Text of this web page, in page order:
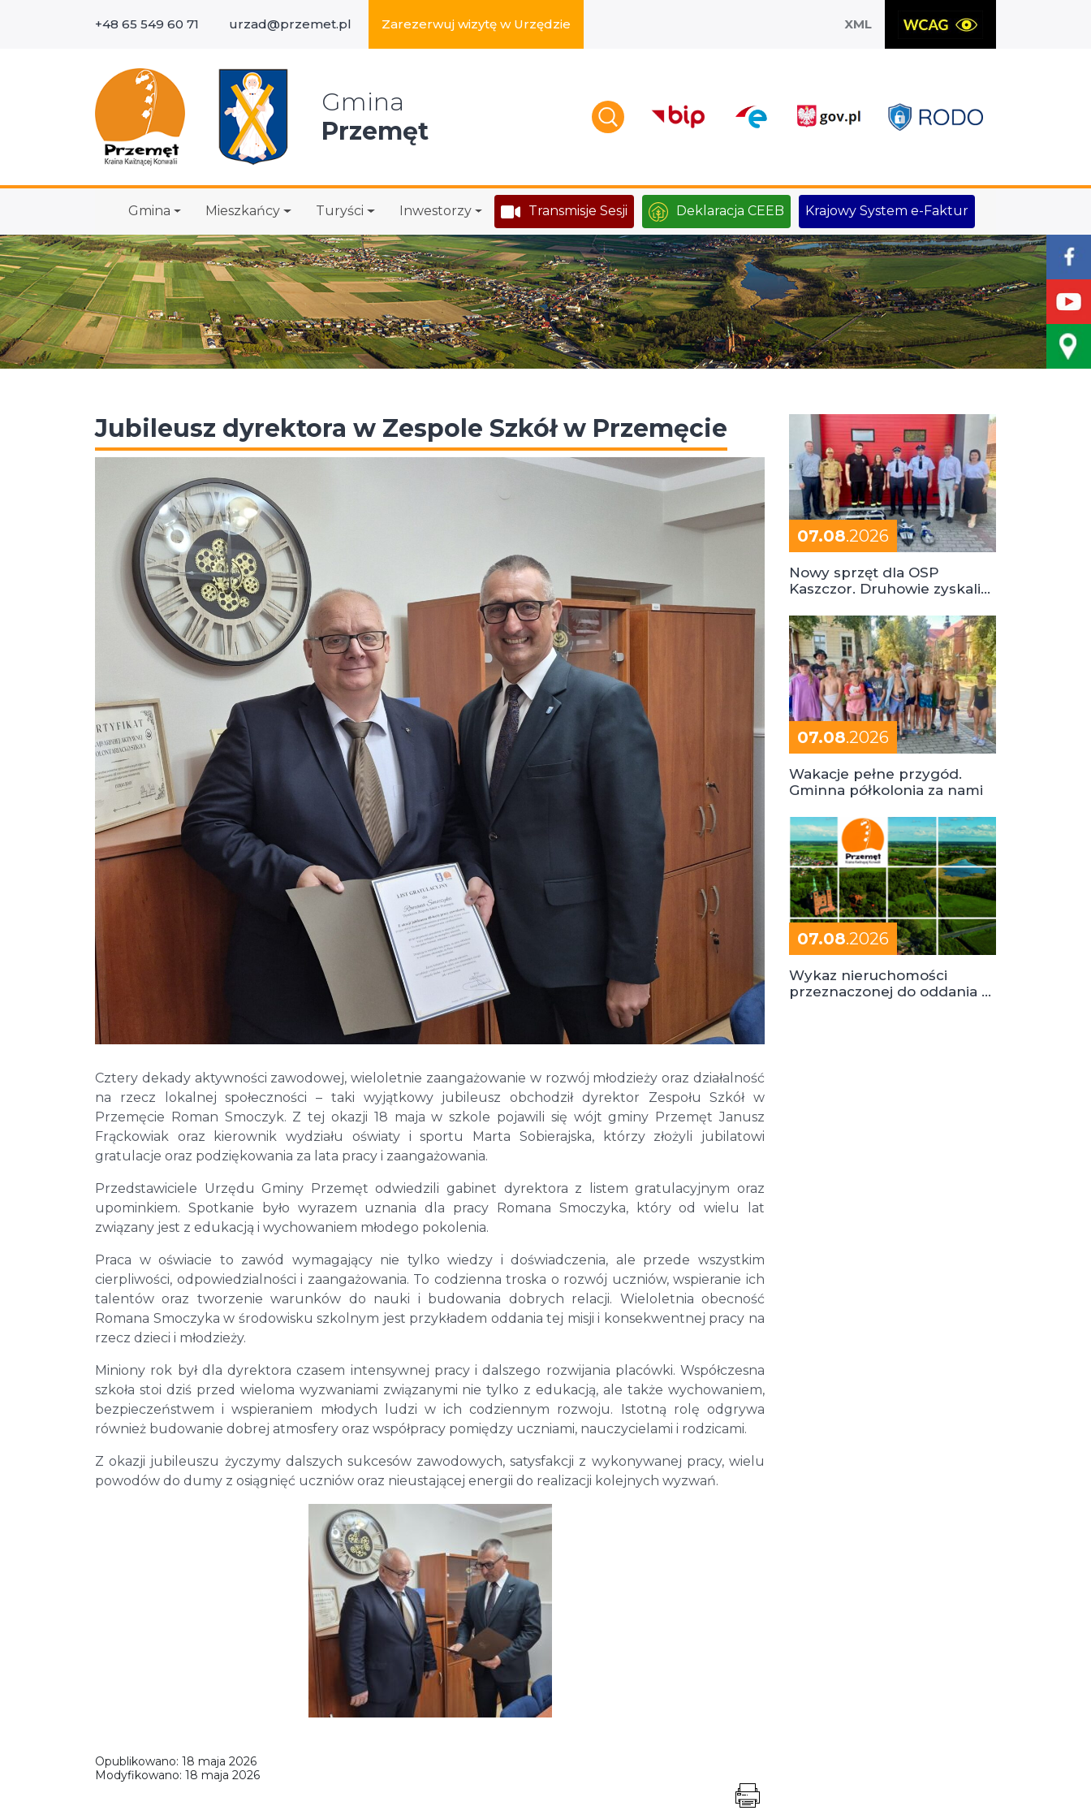
+48 65 549 60 71 urzad@przemet.pl Zarezerwuj wizytę w Urzędzie XML
Gmina
Przemęt
Gmina Mieszkańcy Turyści Inwestorzy Transmisje Sesji Deklaracja CEEB Krajowy System e-Faktur
Jubileusz dyrektora w Zespole Szkół w Przemęcie
Cztery dekady aktywności zawodowej, wieloletnie zaangażowanie w rozwój młodzieży oraz działalność
na rzecz lokalnej społeczności – taki wyjątkowy jubileusz obchodził dyrektor Zespołu Szkół w
Przemęcie Roman Smoczyk. Z tej okazji 18 maja w szkole pojawili się wójt gminy Przemęt Janusz
Frąckowiak oraz kierownik wydziału oświaty i sportu Marta Sobierajska, którzy złożyli jubilatowi
gratulacje oraz podziękowania za lata pracy i zaangażowania.
Przedstawiciele Urzędu Gminy Przemęt odwiedzili gabinet dyrektora z listem gratulacyjnym oraz
upominkiem. Spotkanie było wyrazem uznania dla pracy Romana Smoczyka, który od wielu lat
związany jest z edukacją i wychowaniem młodego pokolenia.
Praca w oświacie to zawód wymagający nie tylko wiedzy i doświadczenia, ale przede wszystkim
cierpliwości, odpowiedzialności i zaangażowania. To codzienna troska o rozwój uczniów, wspieranie ich
talentów oraz tworzenie warunków do nauki i budowania dobrych relacji. Wieloletnia obecność
Romana Smoczyka w środowisku szkolnym jest przykładem oddania tej misji i konsekwentnej pracy na
rzecz dzieci i młodzieży.
Miniony rok był dla dyrektora czasem intensywnej pracy i dalszego rozwijania placówki. Współczesna
szkoła stoi dziś przed wieloma wyzwaniami związanymi nie tylko z edukacją, ale także wychowaniem,
bezpieczeństwem i wspieraniem młodych ludzi w ich codziennym rozwoju. Istotną rolę odgrywa
również budowanie dobrej atmosfery oraz współpracy pomiędzy uczniami, nauczycielami i rodzicami.
Z okazji jubileuszu życzymy dalszych sukcesów zawodowych, satysfakcji z wykonywanej pracy, wielu
powodów do dumy z osiągnięć uczniów oraz nieustającej energii do realizacji kolejnych wyzwań.
Opublikowano: 18 maja 2026
Modyfikowano: 18 maja 2026
07.08.2026
Nowy sprzęt dla OSP
Kaszczor. Druhowie zyskali
07.08.2026
Wakacje pełne przygód.
Gminna półkolonia za nami
07.08.2026
Wykaz nieruchomości
przeznaczonej do oddania w
Wyszukaj w serwisie